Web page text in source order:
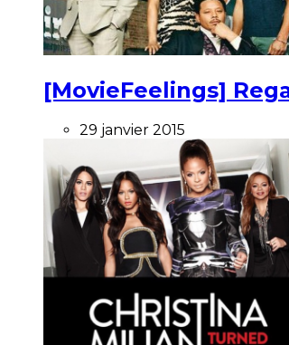
[MovieFeelings]
29 janvier 2015